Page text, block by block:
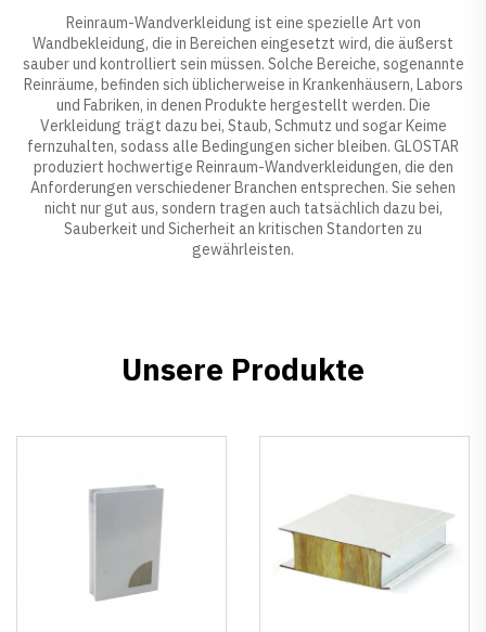
Reinraum-Wandverkleidung ist eine spezielle Art von
Wandbekleidung, die in Bereichen eingesetzt wird, die äußerst
sauber und kontrolliert sein müssen. Solche Bereiche, sogenannte
Reinräume, befinden sich üblicherweise in Krankenhäusern, Labors
und Fabriken, in denen Produkte hergestellt werden. Die
Verkleidung trägt dazu bei, Staub, Schmutz und sogar Keime
fernzuhalten, sodass alle Bedingungen sicher bleiben. GLOSTAR
produziert hochwertige Reinraum-Wandverkleidungen, die den
Anforderungen verschiedener Branchen entsprechen. Sie sehen
nicht nur gut aus, sondern tragen auch tatsächlich dazu bei,
Sauberkeit und Sicherheit an kritischen Standorten zu
gewährleisten.
Unsere Produkte